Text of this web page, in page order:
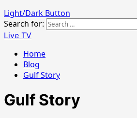
Light/Dark Button
Search for:
Live TV
Home
Blog
Gulf Story
Gulf Story